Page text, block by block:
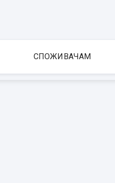
СПОЖИВАЧАМ